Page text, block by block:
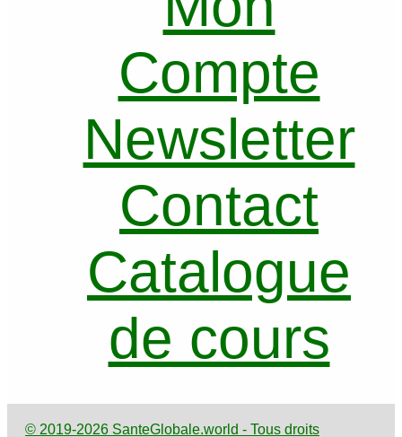
Compte
Newsletter
Contact
Catalogue
de cours
© 2019-2026 SanteGlobale.world - Tous droits